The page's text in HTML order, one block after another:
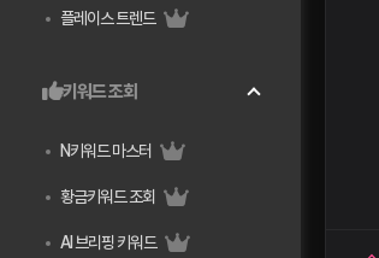
플레이스 트렌드
키워드 조회
N키워드 마스터
황금키워드 조회
AI 브리핑 키워드